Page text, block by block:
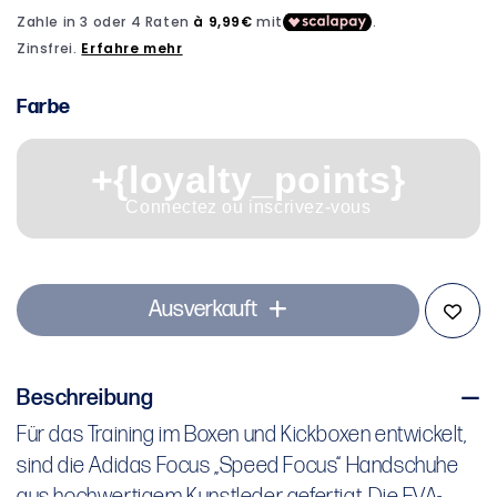
öffnen
Farbe
+{loyalty_points}
Connectez ou inscrivez-vous
Ausverkauft
Beschreibung
Für das Training im Boxen und Kickboxen entwickelt,
sind die Adidas Focus „Speed Focus“ Handschuhe
Für das Training im Boxen und Kickboxen entwickelt,
sind die Adidas Focus „Speed Focus“ Handschuhe